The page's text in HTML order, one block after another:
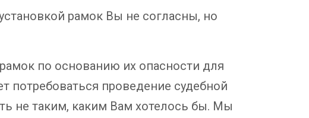
рамок Вы не согласны, но
по основанию их опасности для
потребоваться проведение судебной
не таким, каким Вам хотелось бы. Мы